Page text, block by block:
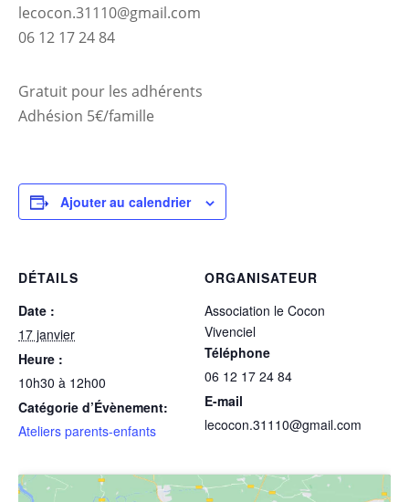
lecocon.31110@gmail.com
06 12 17 24 84
Gratuit pour les adhérents
Adhésion 5€/famille
Ajouter au calendrier
DÉTAILS
Date :
17 janvier
Heure :
10h30 à 12h00
Catégorie d’Évènement:
Ateliers parents-enfants
ORGANISATEUR
Association le Cocon
Vivenciel
Téléphone
06 12 17 24 84
E-mail
lecocon.31110@gmail.com